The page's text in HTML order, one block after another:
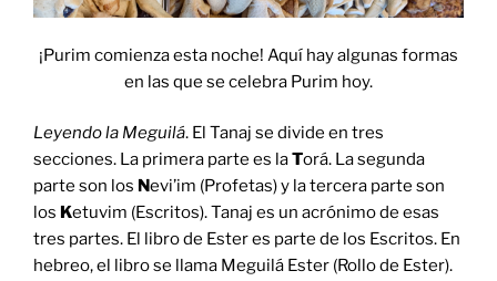
¡Purim comienza esta noche! Aquí hay algunas formas
en las que se celebra Purim hoy.
Leyendo la Meguilá. El Tanaj se divide en tres
secciones. La primera parte es laTorá. La segunda
parte son los Nevi’im (Profetas) y la tercera parte son
los Ketuvim (Escritos). Tanaj es un acrónimo de esas
tres partes. El libro de Ester es parte de los Escritos. En
hebreo, el libro se llama Meguilá Ester (Rollo de Ester).